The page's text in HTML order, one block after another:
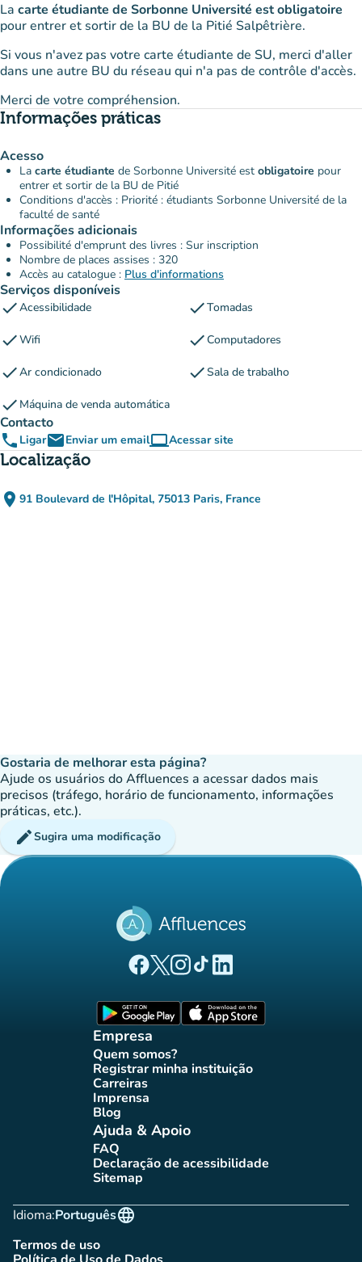
La carte étudiante de Sorbonne Université est obligatoire
pour entrer et sortir de la BU de la Pitié Salpêtrière.
Si vous n'avez pas votre carte étudiante de SU, merci d'aller
dans une autre BU du réseau qui n'a pas de contrôle d'accès.
Merci de votre compréhension.
Informações práticas
Acesso
La carte étudiante de Sorbonne Université est obligatoire pour
entrer et sortir de la BU de Pitié
Conditions d'accès : Priorité : étudiants Sorbonne Université de la
faculté de santé
Informações adicionais
Possibilité d'emprunt des livres : Sur inscription
Nombre de places assises : 320
Accès au catalogue : Plus d'informations
Serviços disponíveis
checkAcessibilidade checkTomadas
checkWifi checkComputadores
checkAr condicionado checkSala de trabalho
check Máquina de venda automática
Contacto
phone LigaremailEnviar um emailcomputerAcessar site
(novo separador)
Localização
place 91 Boulevard de l'Hôpital, 75013 Paris, France
(abrir no Google Maps)
(novo separador)
Gostaria de melhorar esta página?
Ajude os usuários do Affluences a acessar dados mais
precisos (tráfego, horário de funcionamento, informações
práticas, etc.).
editSugira uma modificação
(novo separador)
(novo separador)
(novo separador)
(novo separador)
(novo separador)
Empresa
Quem somos?(novo separador)
Registrar minha instituição
(novo separador)
Carreiras(novo separador)
Imprensa(novo separador)
Blog(novo separador)
Ajuda & Apoio
FAQ(novo separador)
Declaração de acessibilidade
(novo separador)
Sitemap(novo separador)
Idioma:
language
Português
Termos de uso(novo separador)